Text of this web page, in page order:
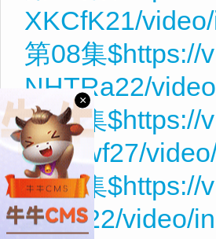
XKCfK21/
第08集$https://
NHTRa22/
第09集$https://
YGRwf27/
第10集$https://
CbJJ22/video/
×